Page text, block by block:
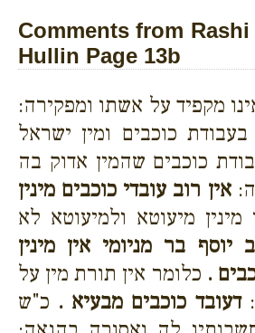
Comments from
Hullin Page 13b
מקפיד על אשתו ומפקירה:
כוכבים ומין ישראל
כוכבים שהמין אדוק בה
אין רוב עובדי כוכבים מינין
מיעוטא ולמיעוטא לא
בר מניומי אין מינין
. כלומר אין תורת מין על
דעובד כוכבים מבעיא . כ"ש